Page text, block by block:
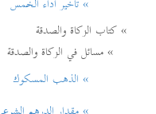
» كتاب الزكاة والصدقة
» مسائل في الزكاة والصدقة
» الذهب المسكوك